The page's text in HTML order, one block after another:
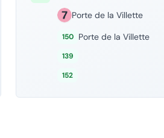
Porte de la Villette
150 Porte de la Villette
139
152